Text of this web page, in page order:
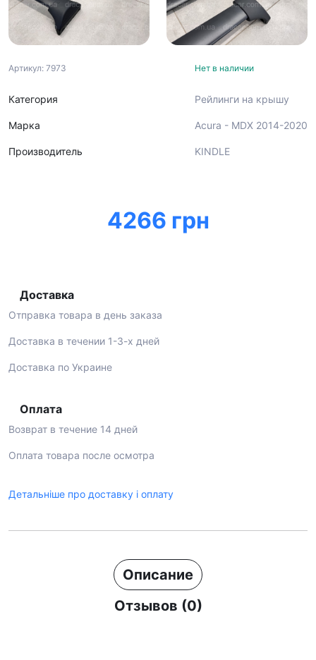
Артикул: 7973
Категория
Марка
Производитель
Нет в наличии
Рейлинги на крышу
Acura - MDX 2014-2020
KINDLE
4266 грн
Доставка
Отправка товара в день заказа
Доставка в течении 1-3-х дней
Доставка по Украине
Оплата
Возврат в течение 14 дней
Оплата товара после осмотра
Детальніше про доставку і оплату
Описание
Отзывов (0)